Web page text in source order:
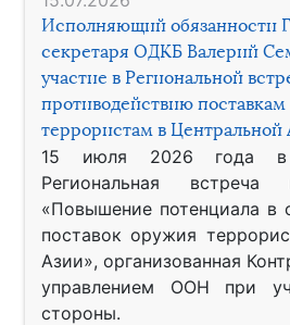
Исполняющий обязанности
секретаря ОДКБ Валерий
участие в Региональной
противодействию
террористам в Центральной
15 июля 2026 года в
Региональная встреча
«Повышение потенциала в
поставок оружия
Азии», организованная
управлением ООН при
стороны.